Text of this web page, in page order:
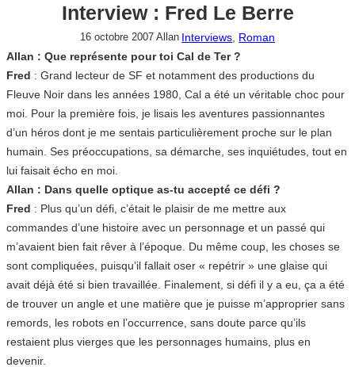
Interview : Fred Le Berre
16 octobre 2007 Allan Interviews Roman
Allan : Que représente pour toi Cal de Ter ?
Fred : Grand lecteur de SF et notamment des productions du
Fleuve Noir dans les années 1980, Cal a été un véritable choc pour
moi. Pour la première fois, je lisais les aventures passionnantes
d’un héros dont je me sentais particulièrement proche sur le plan
humain. Ses préoccupations, sa démarche, ses inquiétudes, tout en
lui faisait écho en moi.
Allan : Dans quelle optique as-tu accepté ce défi ?
Fred : Plus qu’un défi, c’était le plaisir de me mettre aux
commandes d’une histoire avec un personnage et un passé qui
m’avaient bien fait rêver à l’époque. Du même coup, les choses se
sont compliquées, puisqu’il fallait oser « repétrir » une glaise qui
avait déjà été si bien travaillée. Finalement, si défi il y a eu, ça a été
de trouver un angle et une matière que je puisse m’approprier sans
remords, les robots en l’occurrence, sans doute parce qu’ils
restaient plus vierges que les personnages humains, plus en
devenir.